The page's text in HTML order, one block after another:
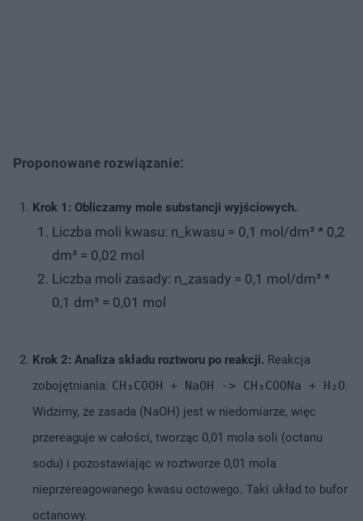
Proponowane rozwiązanie:
Krok 1: Obliczamy mole substancji wyjściowych.
Liczba moli kwasu: n_kwasu = 0,1 mol/dm³ * 0,2
dm³ = 0,02 mol
Liczba moli zasady: n_zasady = 0,1 mol/dm³ *
0,1 dm³ = 0,01 mol
Krok 2: Analiza składu roztworu po reakcji. Reakcja
zobojętniania: CH₃COOH + NaOH -> CH₃COONa + H₂O.
Widzimy, że zasada (NaOH) jest w niedomiarze, więc
przereaguje w całości, tworząc 0,01 mola soli (octanu
sodu) i pozostawiając w roztworze 0,01 mola
nieprzereagowanego kwasu octowego. Taki układ to bufor
octanowy.